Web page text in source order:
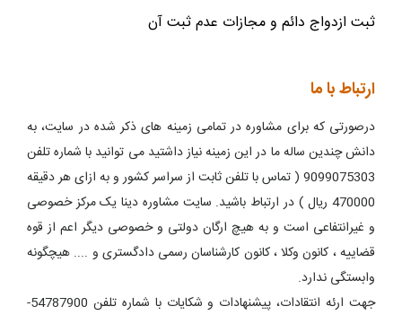
ثبت ازدواج دائم و مجازات عدم ثبت آن
ارتباط با ما
درصورتی که برای مشاوره در تمامی زمینه های ذکر شده در سایت، به
دانش چندین ساله ما در این زمینه نیاز داشتید می توانید با شماره تلفن
9099075303 ( تماس با تلفن ثابت از سراسر کشور و به ازای هر دقیقه
470000 ریال ) در ارتباط باشید. سایت مشاوره دینا یک مرکز خصوصی
و غیرانتفاعی است و به هیچ ارگان دولتی و خصوصی دیگر اعم از قوه
قضاییه ، کانون وکلا ، کانون کارشناسان رسمی دادگستری و .... هیچگونه
وابستگی ندارد.
جهت ارئه انتقادات، پیشنهادات و شکایات با شماره تلفن 54787900-